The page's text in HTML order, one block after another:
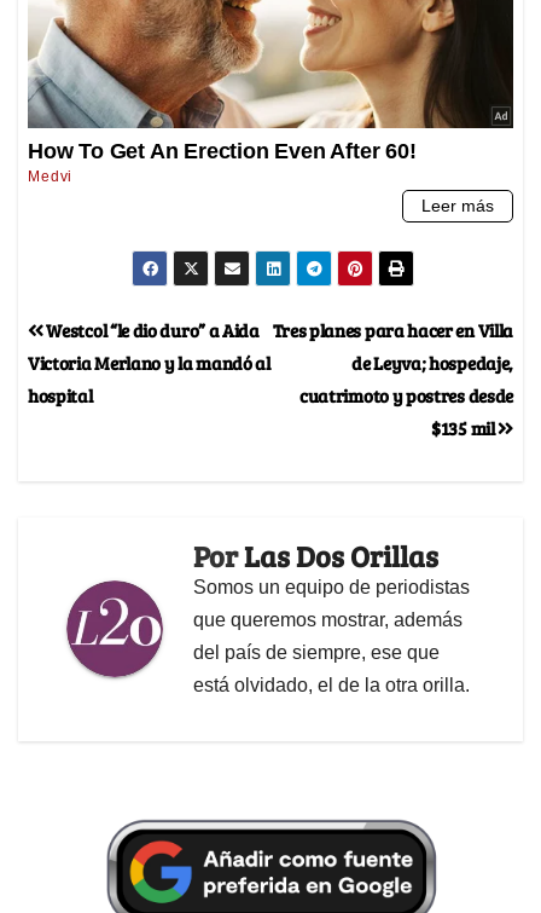
Tres planes para hacer en Villa
de Leyva; hospedaje,
cuatrimoto y postres desde
$135 mil
Westcol “le dio duro” a Aida
Victoria Merlano y la mandó al
hospital
PorLas Dos Orillas
Somos un equipo de periodistas
que queremos mostrar, además
del país de siempre, ese que
está olvidado, el de la otra orilla.